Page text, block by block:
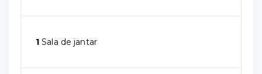
1 Sala de jantar